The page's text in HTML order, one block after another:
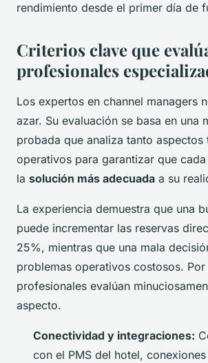
rendimiento desde el primer día de
Criterios clave que
profesionales
Los expertos en channel managers
azar. Su evaluación se basa en una
probada que analiza tanto aspectos
operativos para garantizar que
la solución más adecuada a su
La experiencia demuestra que una
puede incrementar las reservas
25%, mientras que una mala
problemas operativos costosos.
profesionales evalúan
aspecto.
Conectividad y integraciones:
con el PMS del hotel,